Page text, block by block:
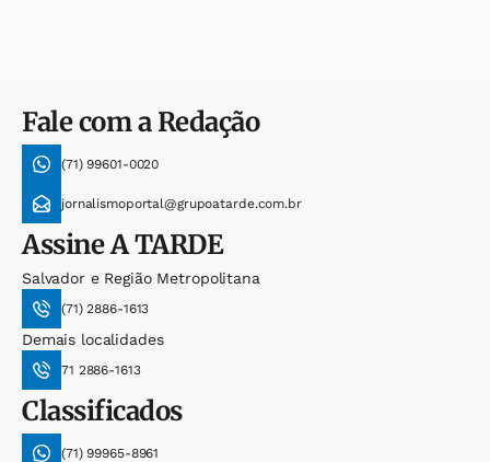
Fale com a Redação
(71) 99601-0020
jornalismoportal@grupoatarde.com.br
AssineA TARDE
Salvador e Região Metropolitana
(71) 2886-1613
Demais localidades
71 2886-1613
Classificados
(71) 99965-8961